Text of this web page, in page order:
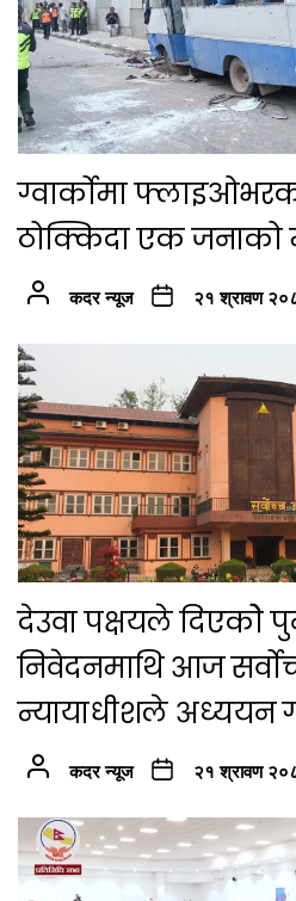
ग्वार्कोमा
ठोक्किदा एक जनाको
कदर न्यूज २१ श्रावण
देउवा पक्षयले दिएकोे
निवेदनमाथि आज
न्यायाधीशले अध्ययन
कदर न्यूज २१ श्रावण